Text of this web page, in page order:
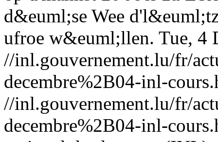
d&euml;se Wee
ufroe w&euml;llen. Tue, 4
//inl.gouvernement.lu/fr/
decembre%2B04-inl-
//inl.gouvernement.lu/fr/
decembre%2B04-inl-